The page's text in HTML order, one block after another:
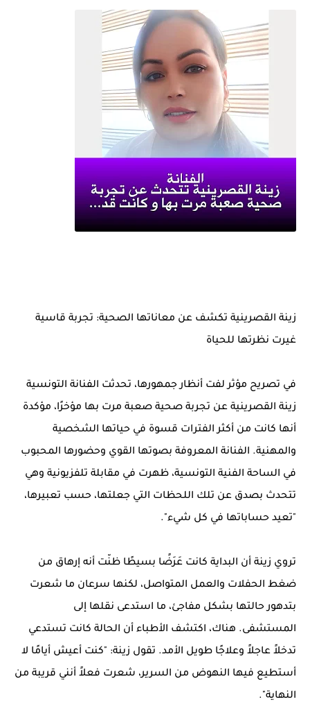
زينة القصرينية تكشف عن معاناتها الصحية: تجربة قاسية
غيرت نظرتها للحياة
في تصريح مؤثر لفت أنظار جمهورها، تحدثت الفنانة التونسية
زينة القصرينية عن تجربة صحية صعبة مرت بها مؤخرًا، مؤكدة
أنها كانت من أكثر الفترات قسوة في حياتها الشخصية
والمهنية. الفنانة المعروفة بصوتها القوي وحضورها المحبوب
في الساحة الفنية التونسية، ظهرت في مقابلة تلفزيونية وهي
تتحدث بصدق عن تلك اللحظات التي جعلتها، حسب تعبيرها،
"تعيد حساباتها في كل شيء".
تروي زينة أن البداية كانت عَرَضًا بسيطًا ظنّت أنه إرهاق من
ضغط الحفلات والعمل المتواصل، لكنها سرعان ما شعرت
بتدهور حالتها بشكل مفاجئ، ما استدعى نقلها إلى
المستشفى. هناك، اكتشف الأطباء أن الحالة كانت تستدعي
تدخلاً عاجلاً وعلاجًا طويل الأمد. تقول زينة: "كنت أعيش أيامًا لا
أستطيع فيها النهوض من السرير، شعرت فعلاً أنني قريبة من
النهاية".